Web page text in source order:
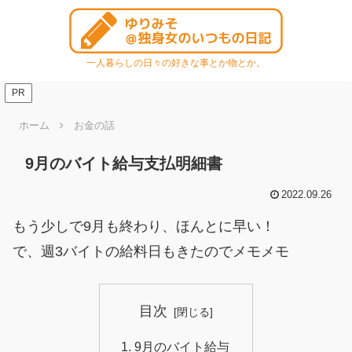
一人暮らしの日々の好きな事とか物とか。
PR
ホーム お金の話
9月のバイト給与支払明細書
2022.09.26
もう少しで9月も終わり、ほんとに早い！
で、週3バイトの給料日もきたのでメモメモ
目次
9月のバイト給与